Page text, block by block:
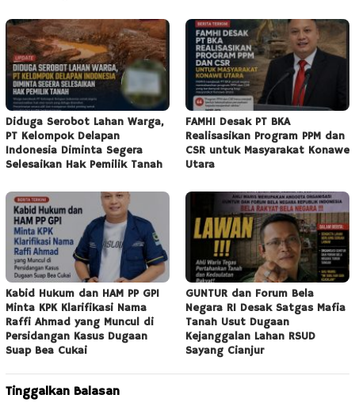
Diduga Serobot Lahan Warga,
PT Kelompok Delapan
Indonesia Diminta Segera
Selesaikan Hak Pemilik Tanah
FAMHI Desak PT BKA
Realisasikan Program PPM dan
CSR untuk Masyarakat Konawe
Utara
Kabid Hukum dan HAM PP GPI
Minta KPK Klarifikasi Nama
Raffi Ahmad yang Muncul di
Persidangan Kasus Dugaan
Suap Bea Cukai
GUNTUR dan Forum Bela
Negara RI Desak Satgas Mafia
Tanah Usut Dugaan
Kejanggalan Lahan RSUD
Sayang Cianjur
Tinggalkan Balasan